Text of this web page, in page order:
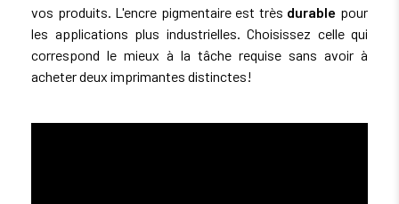
vos produits. L'encre pigmentaire est très durable pour
les applications plus industrielles. Choisissez celle qui
correspond le mieux à la tâche requise sans avoir à
acheter deux imprimantes distinctes!